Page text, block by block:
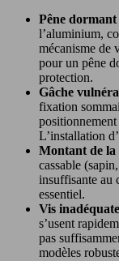
Pêne
l’aluminium,
mécanisme de
pour un pêne
protection.
Gâche
fixation
L’installation
Montant de la
cassable
insuffisante au
essentiel.
Vis
s’usent
pas
modèles